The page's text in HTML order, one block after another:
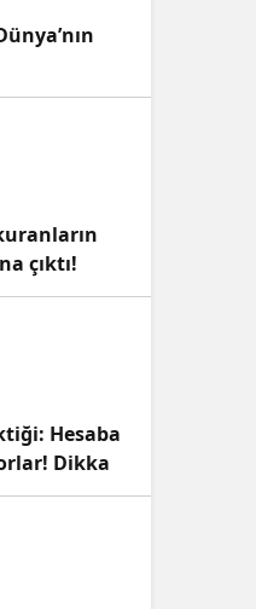
çıktı!
Hesaba
Dikkat